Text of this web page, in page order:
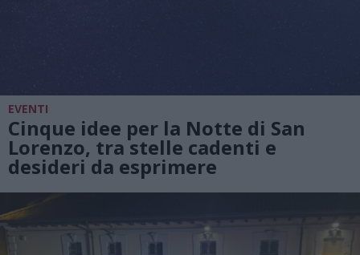
EVENTI
Cinque idee per la Notte di San
Lorenzo, tra stelle cadenti e
desideri da esprimere